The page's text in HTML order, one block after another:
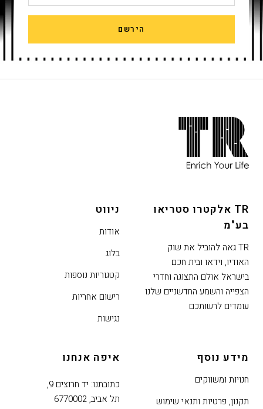
הירשם
האתר,
באפשרותך
ללחוץ
לדלג
לאזור
הבא
TR אלקטרו סטריאו
בע"מ
TR גאה להוביל את שוק
האודיו, וידאו ובית חכם
בישראל אולם התצוגה וחדרי
הצפייה והשמע החדשניים שלנו
עומדים לרשותכם
ניווט
אודות
בלוג
קטגוריות נוספות
רישום אחריות
נגישות
מידע נוסף
חנויות ומשווקים
תקנון, פרטיות ותנאי שימוש
איפה אנחנו
כתובתנו: יד חרוצים 9,
תל אביב, 6770002